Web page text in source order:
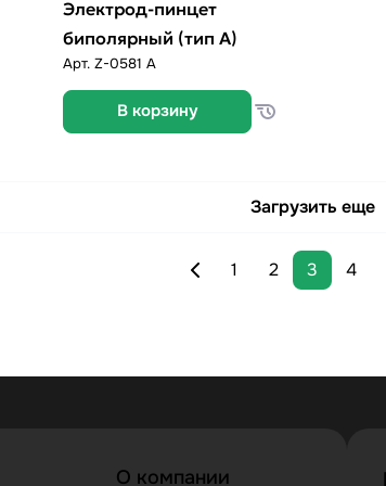
Электрод-пинцет
биполярный (тип А)
Арт. Z-0581 A
В корзину
Загрузить еще
1 2 3 4
О компании